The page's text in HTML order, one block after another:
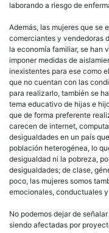
laborando a riesgo de
Además, las mujeres que se
comerciantes y vendedoras
la economía familiar, se han
imponer medidas de
inexistentes para ese como
que no cuentan con las
para realizarlo, también se
tema educativo de hijas e
que de forma preferente
carecen de internet,
desigualdades en un país
población heterogénea, lo
desigualdad ni la pobreza,
desigualdades; de clase,
poco, las mujeres somos
emocionales, conductuales
No podemos dejar de
siendo afectadas por